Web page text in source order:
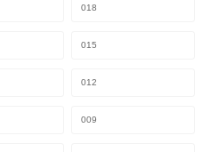
018
015
012
009